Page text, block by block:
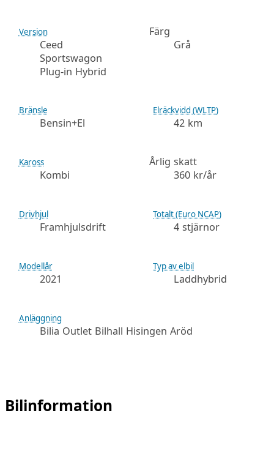
Version
Ceed
Sportswagon
Plug-in Hybrid
Färg
Grå
Bränsle
Bensin+El
Elräckvidd (WLTP)
42 km
Kaross
Kombi
Årlig skatt
360 kr/år
Drivhjul
Framhjulsdrift
Totalt (Euro NCAP)
4 stjärnor
Modellår
2021
Typ av elbil
Laddhybrid
Anläggning
Bilia Outlet Bilhall Hisingen Aröd
Bilinformation